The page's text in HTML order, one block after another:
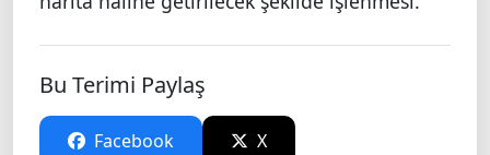
Bu Terimi Paylaş
Facebook X